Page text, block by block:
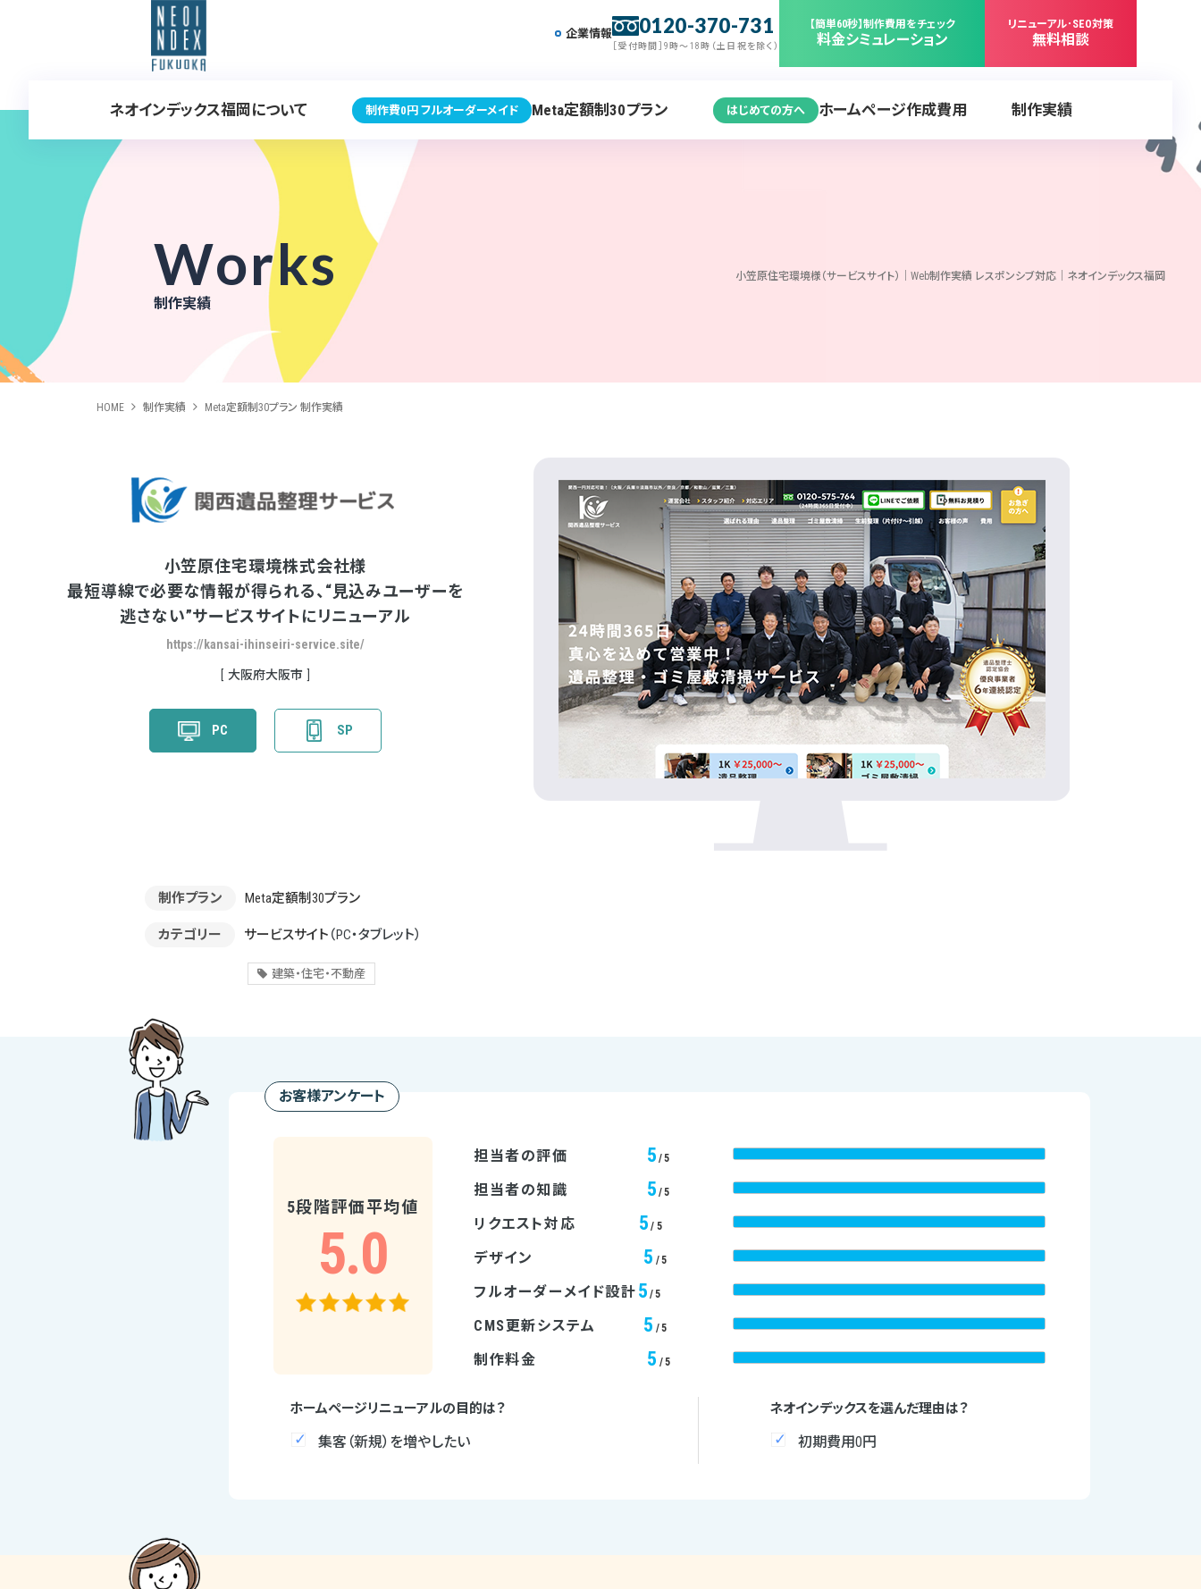
企業情報 0120-370-731
［受付時間］9時～18時（土日祝を除く）
【簡単60秒】制作費用をチェック
料金シミュレーション
リニューアル･SEO対策
無料相談
ネオインデックス福岡について 制作費0円 フルオーダーメイド Meta定額制30プラン はじめての方へ ホームページ作成費用 制作実績
小笠原住宅環境様（サービスサイト）｜Web制作実績 レスポンシブ対応｜ネオインデックス福岡
Works
制作実績
HOME 制作実績 Meta定額制30プラン 制作実績
小笠原住宅環境株式会社様
最短導線で必要な情報が得られる、“見込みユーザーを
逃さない”サービスサイトにリニューアル
https://kansai-ihinseiri-service.site/
大阪府大阪市
PC SP
制作プラン Meta定額制30プラン
カテゴリー サービスサイト （PC・タブレット）
建築・住宅・不動産
お客様アンケート
5段階評価平均値
5.0
担当者の評価 5 /5
担当者の知識 5 /5
リクエスト対応 5/5
デザイン 5 /5
フルオーダーメイド設計 5 /5
CMS更新システム 5 /5
制作料金 5 /5
ホームページリニューアルの目的は？
集客（新規）を増やしたい
ネオインデックスを選んだ理由は？
初期費用0円